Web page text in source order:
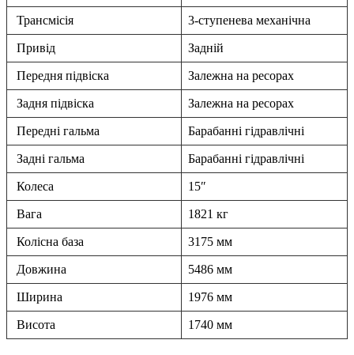
Трансмісія 3-ступенева механічна
Привід Задній
Передня підвіска Залежна на ресорах
Задня підвіска Залежна на ресорах
Передні гальма Барабанні гідравлічні
Задні гальма Барабанні гідравлічні
Колеса 15″
Вага 1821 кг
Колісна база 3175 мм
Довжина 5486 мм
Ширина 1976 мм
Висота 1740 мм